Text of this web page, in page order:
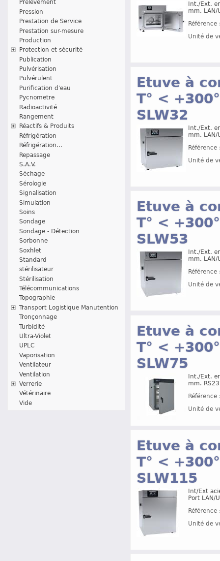
Prélèvement
Pression
Prestation de Service
Prestation sur-mesure
Production
Protection et sécurité
Publication
Pulvérisation
Pulvérulent
Purification d'eau
Pycnometre
Radioactivité
Rangement
Réactifs & Produits
Réfrigération
Réfrigération...
Repassage
S.A.V.
Séchage
Sérologie
Signalisation
Simulation
Soins
Sondage
Sondage - Détection
Sorbonne
Soxhlet
Standard
stérilisateur
Stérilisation
Télécommunications
Topographie
Transport Logistique Manutention
Tronçonnage
Turbidité
Ultra-Violet
UPLC
Vaporisation
Ventilateur
Ventilation
Verrerie
Vétérinaire
Vide
Int./Ext.
mm. LAN/
Unité de
Etuve à
T° <
SLW32
Int./Ext.
mm. LAN/
Unité de
Etuve à
T° <
SLW53
Int./Ext.
mm. LAN/
Unité de
Etuve à
T° <
SLW75
Int./Ext.
mm.
Unité de
Etuve à
T° <
SLW115
Int/Ext
Port LAN/
Unité de